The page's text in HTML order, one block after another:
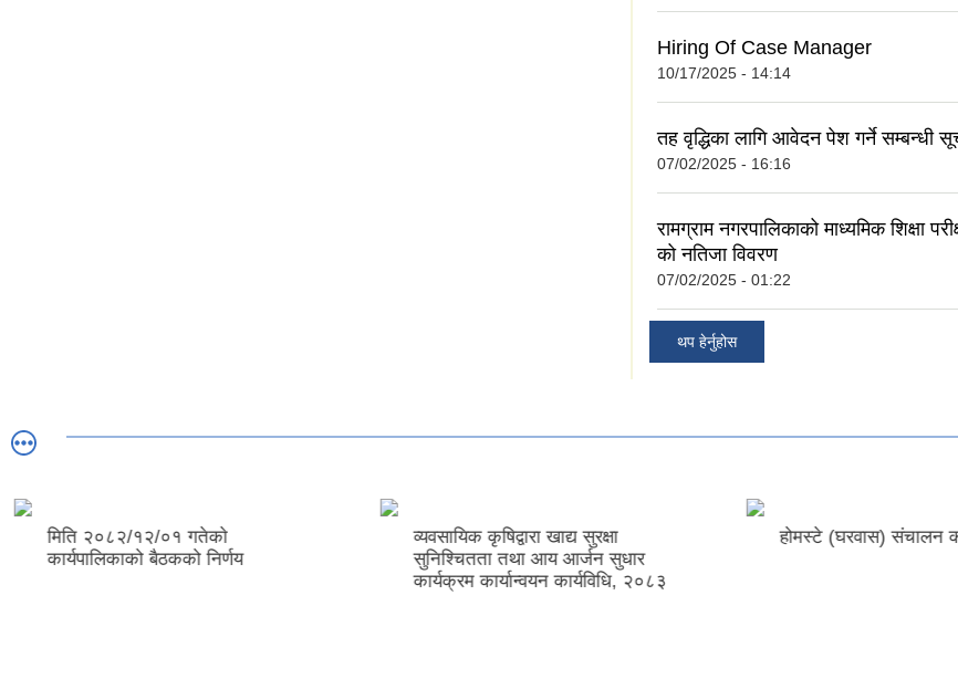
Hiring Of Case Manager
10/17/2025 - 14:14
तह वृद्धिका लागि आवेदन पेश गर्ने सम्बन्धी
07/02/2025 - 16:16
रामग्राम नगरपालिकाको माध्यमिक शिक्षा
को नतिजा विवरण
07/02/2025 - 01:22
थप हेर्नुहोस
व्यवसायिक कृषिद्वारा खाद्य सुरक्षा
सुनिश्चितता तथा आय आर्जन सुधार
होमस्टे (घरवास) संचालन कार्यविधि,२०८२
आ.व.२०८३/०८४ को